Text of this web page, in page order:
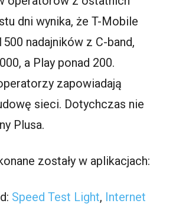
dni wynika, że T-Mobile
nadajników z C-band,
a Play ponad 200.
zapowiadają
sieci. Dotychczas nie
Plusa.
zostały w aplikacjach:
Speed Test Light, Internet